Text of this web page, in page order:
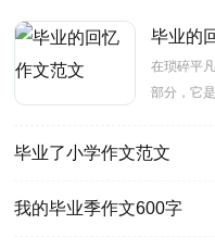
毕业的
在琐碎平
部分，它
毕业了小学作文范文
我的毕业季作文600字